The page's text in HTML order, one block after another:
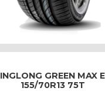
GREEN MAX
155/70R13 75T